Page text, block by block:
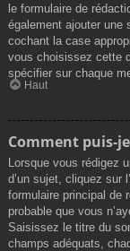
le formulaire de
également ajouter une
cochant la case
vous choisissez cette
spécifier sur chaque
Haut
Comment puis-
Lorsque vous rédigez
d’un sujet, cliquez sur
formulaire principal de
probable que vous
Saisissez le titre du
champs adéquats,